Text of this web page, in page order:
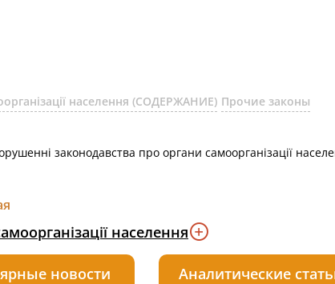
населення (СОДЕРЖАНИЕ) Прочие законы
законодавства про органи самоорганізації
населення
новости Аналитические